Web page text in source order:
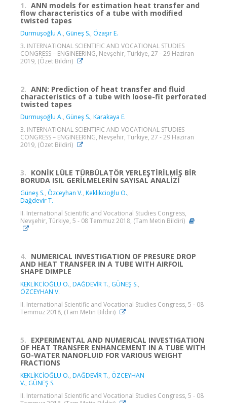
1. ANN models for estimation heat transfer and
flow characteristics of a tube with modified
twisted tapes
Durmuşoğlu A., Güneş S., Özaşır E.
3. INTERNATIONAL SCIENTIFIC AND VOCATIONAL STUDIES
CONGRESS – ENGINEERING, Nevşehir, Türkiye, 27 - 29 Haziran
2019, (Özet Bildiri)
2. ANN: Prediction of heat transfer and fluid
characteristics of a tube with loose-fit perforated
twisted tapes
Durmuşoğlu A., Güneş S., Karakaya E.
3. INTERNATIONAL SCIENTIFIC AND VOCATIONAL STUDIES
CONGRESS – ENGINEERING, Nevşehir, Türkiye, 27 - 29 Haziran
2019, (Özet Bildiri)
3. KONİK LÜLE TÜRBÜLATÖR YERLEŞTİRİLMİŞ BİR
BORUDA ISIL GERİLMELERİN SAYISAL ANALİZİ
Güneş S., Özceyhan V., Keklikcioğlu O.,
Dağdevir T.
II. International Scientific and Vocational Studies Congress,
Nevşehir, Türkiye, 5 - 08 Temmuz 2018, (Tam Metin Bildiri)
4. NUMERICAL INVESTIGATION OF PRESURE DROP
AND HEAT TRANSFER IN A TUBE WITH AIRFOIL
SHAPE DIMPLE
KEKLİKCİOĞLU O., DAĞDEVİR T., GÜNEŞ S.,
ÖZCEYHAN V.
II. International Scientific and Vocational Studies Congress, 5 - 08
Temmuz 2018, (Tam Metin Bildiri)
5. EXPERIMENTAL AND NUMERICAL INVESTIGATION
OF HEAT TRANSFER ENHANCEMENT IN A TUBE WITH
GO-WATER NANOFLUID FOR VARIOUS WEIGHT
FRACTIONS
KEKLİKCİOĞLU O., DAĞDEVİR T., ÖZCEYHAN
V., GÜNEŞ S.
II. International Scientific and Vocational Studies Congress, 5 - 08